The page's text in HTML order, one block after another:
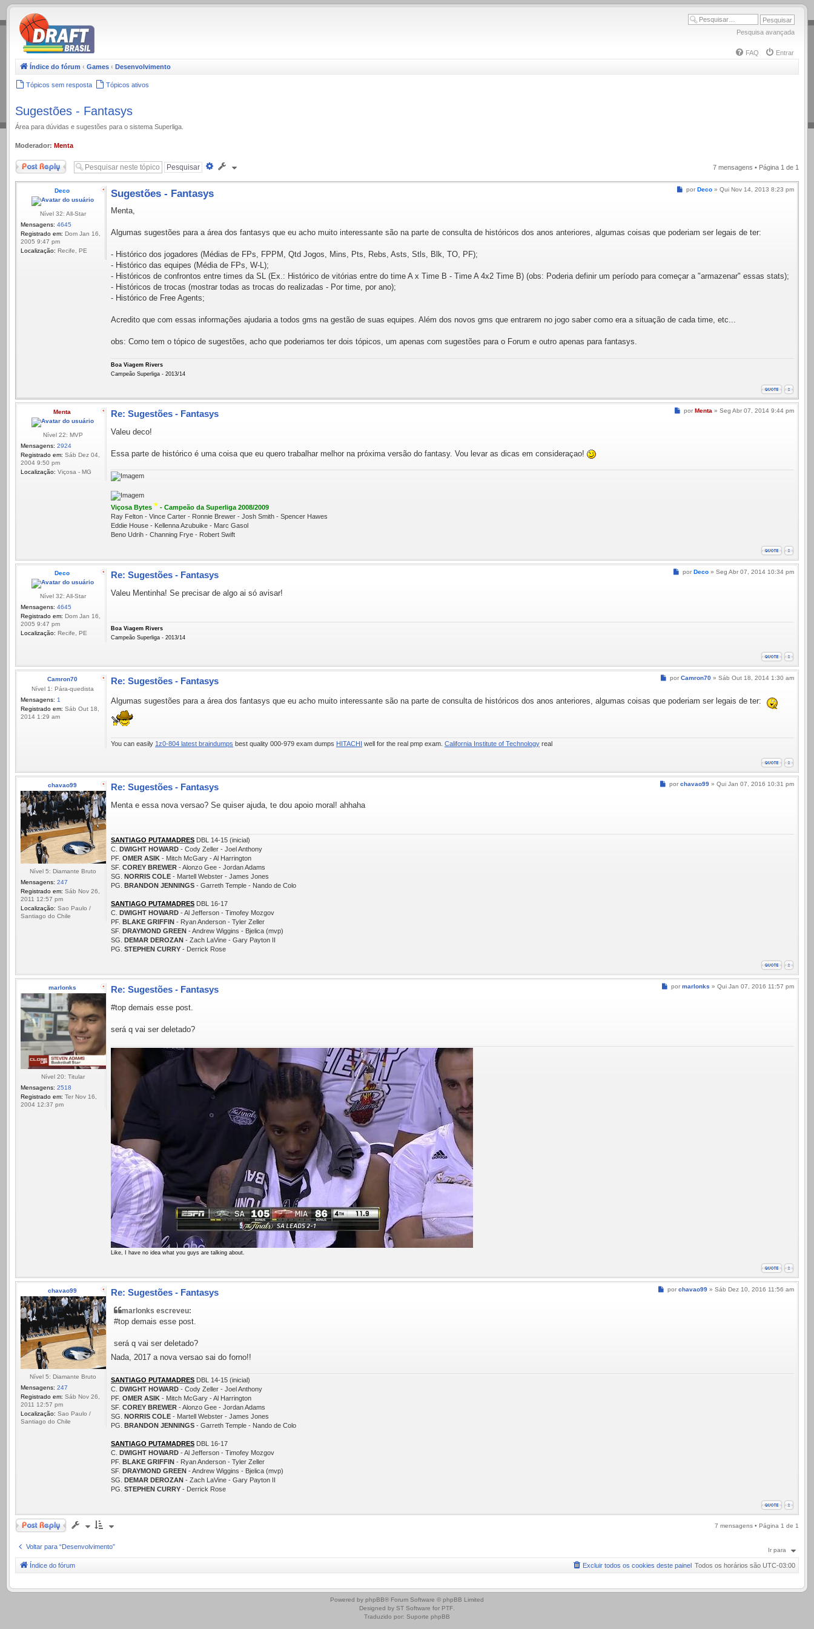
.
Pesquisa avançada
FAQ
Entrar
Índice do fórum ‹ Games ‹ Desenvolvimento
Tópicos sem resposta Tópicos ativos
Sugestões - Fantasys
Área para dúvidas e sugestões para o sistema Superliga.
Moderador: Menta
Responder
Pesquisa
7 mensagens • Página 1 de 1
Deco
Nível 32: All-Star
Mensagens: 4645
Registrado em: Dom Jan 16,
2005 9:47 pm
Localização: Recife, PE
Mensagem
por Deco » Qui Nov 14, 2013 8:23 pm
Sugestões - Fantasys
Menta,
Algumas sugestões para a área dos fantasys que eu acho muito interessante são na parte de consulta de históricos dos anos anteriores, algumas coisas que poderiam ser legais de ter:
- Histórico dos jogadores (Médias de FPs, FPPM, Qtd Jogos, Mins, Pts, Rebs, Asts, Stls, Blk, TO, PF);
- Histórico das equipes (Média de FPs, W-L);
- Históricos de confrontos entre times da SL (Ex.: Histórico de vitórias entre do time A x Time B - Time A 4x2 Time B) (obs: Poderia definir um período para começar a "armazenar" essas stats);
- Históricos de trocas (mostrar todas as trocas do realizadas - Por time, por ano);
- Histórico de Free Agents;
Acredito que com essas informações ajudaria a todos gms na gestão de suas equipes. Além dos novos gms que entrarem no jogo saber como era a situação de cada time, etc...
obs: Como tem o tópico de sugestões, acho que poderiamos ter dois tópicos, um apenas com sugestões para o Forum e outro apenas para fantasys.
Boa Viagem Rivers
Campeão Superliga - 2013/14
Menta
Nível 22: MVP
Mensagens: 2924
Registrado em: Sáb Dez 04,
2004 9:50 pm
Localização: Viçosa - MG
Mensagem
por Menta » Seg Abr 07, 2014 9:44 pm
Re: Sugestões - Fantasys
Valeu deco!
Essa parte de histórico é uma coisa que eu quero trabalhar melhor na próxima versão do fantasy. Vou levar as dicas em consideraçao!
Viçosa Bytes * - Campeão da Superliga 2008/2009
Ray Felton - Vince Carter - Ronnie Brewer - Josh Smith - Spencer Hawes
Eddie House - Kellenna Azubuike - Marc Gasol
Beno Udrih - Channing Frye - Robert Swift
Deco
Nível 32: All-Star
Mensagens: 4645
Registrado em: Dom Jan 16,
2005 9:47 pm
Localização: Recife, PE
Mensagem
por Deco » Seg Abr 07, 2014 10:34 pm
Re: Sugestões - Fantasys
Valeu Mentinha! Se precisar de algo ai só avisar!
Boa Viagem Rivers
Campeão Superliga - 2013/14
Camron70
Nível 1: Pára-quedista
Mensagens: 1
Registrado em: Sáb Out 18,
2014 1:29 am
Mensagem
por Camron70 » Sáb Out 18, 2014 1:30 am
Re: Sugestões - Fantasys
Algumas sugestões para a área dos fantasys que eu acho muito interessante são na parte de consulta de históricos dos anos anteriores, algumas coisas que poderiam ser legais de ter:
You can easily 1z0-804 latest braindumps best quality 000-979 exam dumps HITACHI well for the real pmp exam. California Institute of Technology real
chavao99
Nível 5: Diamante Bruto
Mensagens: 247
Registrado em: Sáb Nov 26,
2011 12:57 pm
Localização: Sao Paulo /
Santiago do Chile
Mensagem
por chavao99 » Qui Jan 07, 2016 10:31 pm
Re: Sugestões - Fantasys
Menta e essa nova versao? Se quiser ajuda, te dou apoio moral! ahhaha
SANTIAGO PUTAMADRES DBL 14-15 (inicial)
C.
DWIGHT HOWARD - Cody Zeller - Joel Anthony
PF. OMER ASIK - Mitch McGary - Al Harrington
SF. COREY BREWER - Alonzo Gee - Jordan Adams
SG.
NORRIS COLE - Martell Webster - James Jones
PG.
BRANDON JENNINGS - Garreth Temple - Nando de Colo
SANTIAGO PUTAMADRES DBL 16-17
C.
DWIGHT HOWARD - Al Jefferson - Timofey Mozgov
PF. BLAKE GRIFFIN - Ryan Anderson - Tyler Zeller
SF. DRAYMOND GREEN - Andrew Wiggins - Bjelica (mvp)
SG.
DEMAR DEROZAN - Zach LaVine - Gary Payton II
PG. STEPHEN CURRY - Derrick Rose
marlonks
Nível 20: Titular
Mensagens: 2518
Registrado em: Ter Nov 16,
2004 12:37 pm
Mensagem
por marlonks » Qui Jan 07, 2016 11:57 pm
Re: Sugestões - Fantasys
#top demais esse post.
será q vai ser deletado?
Like, I have no idea what you guys are talking about.
chavao99
Nível 5: Diamante Bruto
Mensagens: 247
Registrado em: Sáb Nov 26,
2011 12:57 pm
Localização: Sao Paulo /
Santiago do Chile
Mensagem
por chavao99 » Sáb Dez 10, 2016 11:56 am
Re: Sugestões - Fantasys
marlonks escreveu:
#top demais esse post.
será q vai ser deletado?
Nada, 2017 a nova versao sai do forno!!
SANTIAGO PUTAMADRES DBL 14-15 (inicial)
C. DWIGHT HOWARD - Cody Zeller - Joel Anthony
PF. OMER ASIK - Mitch McGary - Al Harrington
SF. COREY BREWER - Alonzo Gee - Jordan Adams
SG. NORRIS COLE - Martell Webster - James Jones
PG. BRANDON JENNINGS - Garreth Temple - Nando de Colo
SANTIAGO PUTAMADRES DBL 16-17
C. DWIGHT HOWARD - Al Jefferson - Timofey Mozgov
PF. BLAKE GRIFFIN - Ryan Anderson - Tyler Zeller
SF. DRAYMOND GREEN - Andrew Wiggins - Bjelica (mvp)
SG. DEMAR DEROZAN - Zach LaVine - Gary Payton II
PG. STEPHEN CURRY - Derrick Rose
Responder 7 mensagens • Página 1 de 1
Voltar para “Desenvolvimento” Ir para
Índice do fórum Todos os horários são UTC-03:00
Excluir todos os cookies deste painel
.
Powered by phpBB® Forum Software © phpBB Limited
Designed by ST Software for PTF
Traduzido por: Suporte phpBB